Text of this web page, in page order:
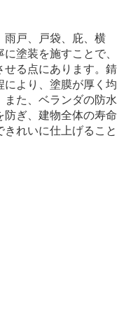
雨戸、戸袋、庇、横
塗装を施すことで、
せる点にあります。錆
により、塗膜が厚く均
た、ベランダの防水
ぎ、建物全体の寿命
れいに仕上げること